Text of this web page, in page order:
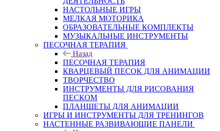
НАСТОЛЬНЫЕ ИГРЫ
МЕЛКАЯ МОТОРИКА
ОБРАЗОВАТЕЛЬНЫЕ КОМПЛЕКТЫ
МУЗЫКАЛЬНЫЕ ИНСТРУМЕНТЫ
ПЕСОЧНАЯ ТЕРАПИЯ
Назад
ПЕСОЧНАЯ ТЕРАПИЯ
КВАРЦЕВЫЙ ПЕСОК ДЛЯ АНИМАЦИИ
ТВОРЧЕСТВО
ИНСТРУМЕНТЫ ДЛЯ РИСОВАНИЯ
ПЕСКОМ
ПЛАНШЕТЫ ДЛЯ АНИМАЦИИ
ИГРЫ И ИНСТРУМЕНТЫ ДЛЯ ТРЕНИНГОВ
НАСТЕННЫЕ РАЗВИВАЮЩИЕ ПАНЕЛИ